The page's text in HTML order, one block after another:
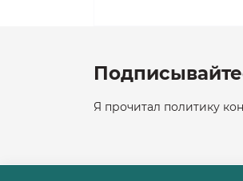
Я прочитал политику